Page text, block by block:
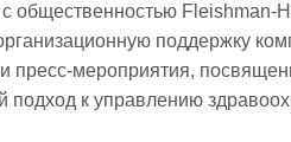
общественностью Fleishman-
поддержку
пресс-мероприятия,
подход к управлению